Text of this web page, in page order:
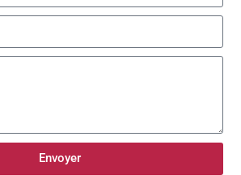
Envoyer